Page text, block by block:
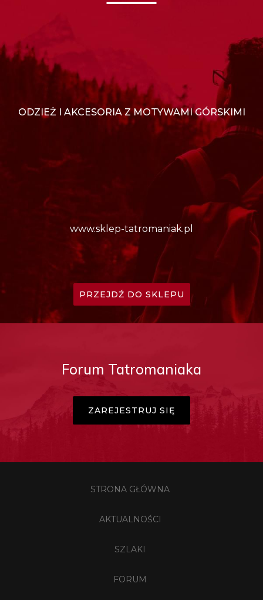
ODZIEŻ I AKCESORIA Z MOTYWAMI GÓRSKIMI
www.sklep-tatromaniak.pl
PRZEJDŹ DO SKLEPU
Forum Tatromaniaka
ZAREJESTRUJ SIĘ
STRONA GŁÓWNA
AKTUALNOŚCI
SZLAKI
FORUM